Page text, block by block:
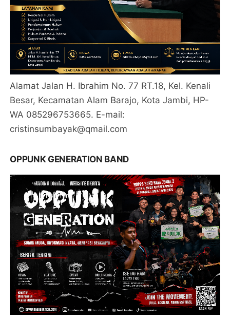
Alamat Jalan H. Ibrahim No. 77 RT.18, Kel. Kenali
Besar, Kecamatan Alam Barajo, Kota Jambi, HP-
WA 085296753665. E-mail:
cristinsumbayak@qmail.com
OPPUNK GENERATION BAND